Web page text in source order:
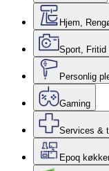
Hjem,
Sport, Fritid
Personlig
Gaming
Services &
Epoq